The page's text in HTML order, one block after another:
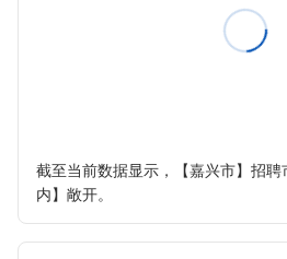
截至当前数据显示，【嘉兴市】招
内】敞开。